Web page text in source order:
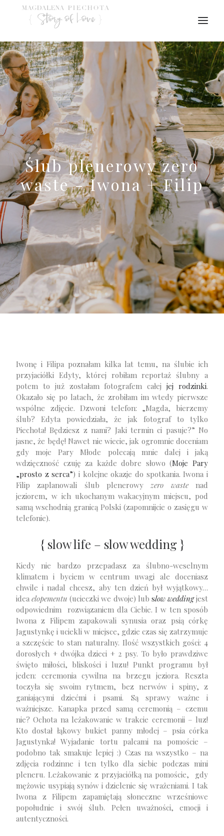
Ślub plenerowy zero
waste - Iwona + Filip
Iwonę i Filipa poznałam kilka lat temu, na ślubie ich
przyjaciółki Edyty, której robiłam reportaż ślubny a
potem to już zostałam fotografem całejjej rodzinki.
Okazało się po latach, że zrobiłam im wtedy pierwsze
wspólne zdjęcie. Dzwoni telefon: „Magda, bierzemy
ślub? Edyta powiedziała, że jak fotograf to tylko
Piechota! Będziesz z nami? Jaki termin ci pasuje?” No
jasne, że będę! Nawet nie wiecie, jak ogromnie doceniam
gdy moje Pary Młode polecają mnie dalej i jaką
wdzięczność czuję za każde dobre słowo (Moje Pary
„prosto z serca”) i kolejne okazje do spotkania. Iwona i
Filip zaplanowali ślub plenerowyzero wastenad
jeziorem, w ich ukochanym wakacyjnym miejscu, pod
samą wschodnią granicą Polski (zapomnijcie o zasięgu w
telefonie).
{ slow life – slow wedding }
Kiedy nie bardzo przepadasz za ślubno-weselnym
klimatem i byciem w centrum uwagi ale doceniasz
chwile i nadal chcesz, aby ten dzień był wyjątkowy…
ideaelopementu (ucieczki we dwoje) lub slow weddingjest
odpowiednim rozwiązaniem dla Ciebie. I w ten sposób
Iwona z Filipem zapakowali synusia oraz psią córkę
Jagustynkę i uciekli w miejsce, gdzie czas się zatrzymuje
a szczęście to stan naturalny. Ilość wszystkich gości: 4
dorosłych + dwójka dzieci + 2 psy. To było prawdziwe
święto miłości, bliskości i luzu! Punkt programu był
jeden: ceremonia cywilna na brzegu jeziora. Reszta
toczyła się swoim rytmem, bez nerwów i spiny, z
ganiającymi dziećmi i psami. Są sprawy ważne i
ważniejsze. Kanapka przed samą ceremonią – czemu
nie? Ochota na leżakowanie w trakcie ceremonii – luz!
Kto dostał łąkowy bukiet panny młodej – psia córka
Jagustynka! Wyjadanie tortu palcami na pomoście –
podobno tak smakuje lepiej :) Czas na wszystko – na
zdjęcia rodzinne i ten tylko dla siebie podczas mini
pleneru. Leżakowanie z przyjaciółką na pomoście, gdy
mężowie usypiają synów i dzielenie się wrażeniami. I tak
Iwona z Filipem zapamiętają słoneczne wrześniowe
popołudnie i swój ślub. Pełen uważności, emocji i
autentyczności.